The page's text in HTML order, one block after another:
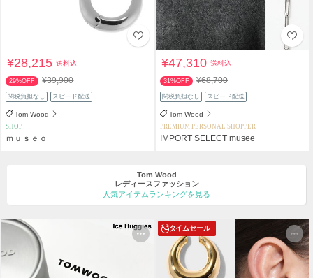
¥28,215送料込
29%OFF ¥39,900
関税負担なし スピード配送
Tom Wood
SHOP
ｍｕｓｅｏ
¥47,310送料込
31%OFF ¥68,700
関税負担なし スピード配送
Tom Wood
PREMIUM PERSONAL SHOPPER
IMPORT SELECT musee
Tom Wood
レディースファッション
人気アイテムランキングを見る
タイムセール